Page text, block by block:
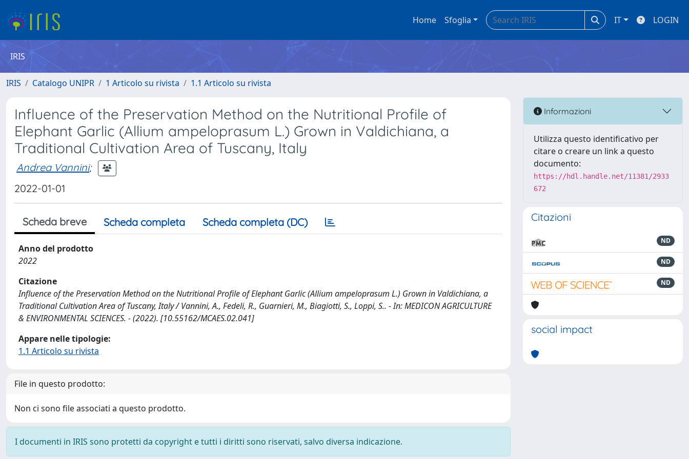
Home Sfoglia IT LOGIN
IRIS
IRIS Catalogo UNIPR 1 Articolo su rivista 1.1 Articolo su rivista
Influence of the Preservation Method on the Nutritional Profile of
Elephant Garlic (Allium ampeloprasum L.) Grown in Valdichiana, a
Traditional Cultivation Area of Tuscany, Italy
Andrea Vannini;
2022-01-01
Scheda breve Scheda completa Scheda completa (DC)
Anno del prodotto
2022
Citazione
Influence of the Preservation Method on the Nutritional Profile of Elephant Garlic (Allium ampeloprasum L.) Grown in Valdichiana, a
Traditional Cultivation Area of Tuscany, Italy / Vannini, A., Fedeli, R., Guarnieri, M., Biagiotti, S., Loppi, S.. - In: MEDICON AGRICULTURE
& ENVIRONMENTAL SCIENCES. - (2022). [10.55162/MCAES.02.041]
Appare nelle tipologie:
1.1 Articolo su rivista
File in questo prodotto:
Non ci sono file associati a questo prodotto.
I documenti in IRIS sono protetti da copyright e tutti i diritti sono riservati, salvo diversa indicazione.
Informazioni
Utilizza questo identificativo per
citare o creare un link a questo
documento:
https://hdl.handle.net/11381/2933
672
Citazioni
ND
ND
ND
social impact